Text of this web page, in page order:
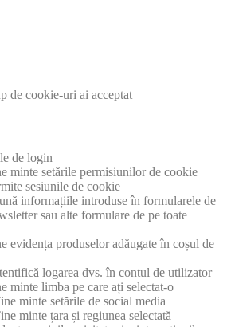
de cookie-uri ai acceptat
de login
minte setările permisiunilor de cookie
sesiunile de cookie
informațiile introduse în formularele de
sau alte formulare de pe toate
evidența produselor adăugate în coșul de
logarea dvs. în contul de utilizator
minte limba pe care ați selectat-o
minte setările de social media
minte țara și regiunea selectată